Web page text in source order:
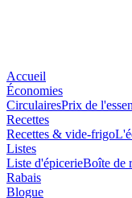
Accueil
Économies
CirculairesPrix de
Recettes
Recettes & vide-frigo
Listes
Liste d'épicerieBoîte de
Rabais
Blogue